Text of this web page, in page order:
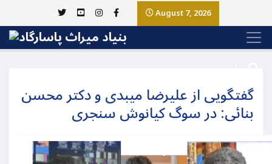
August 7, 2026
گفتگویی از علیرضا میبدی و دکتر محسن
بنائی: در سوگ کیانوش سنجری